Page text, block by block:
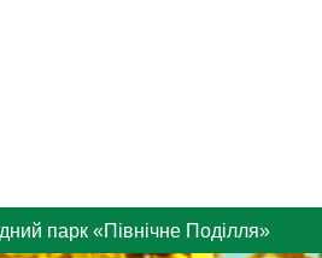
парк «Північне Поділля»